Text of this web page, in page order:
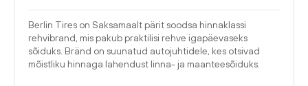
Berlin Tires on Saksamaalt pärit soodsa hinnaklassi
rehvibrand, mis pakub praktilisi rehve igapäevaseks
sõiduks. Bränd on suunatud autojuhtidele, kes otsivad
mõistliku hinnaga lahendust linna- ja maanteesõiduks.